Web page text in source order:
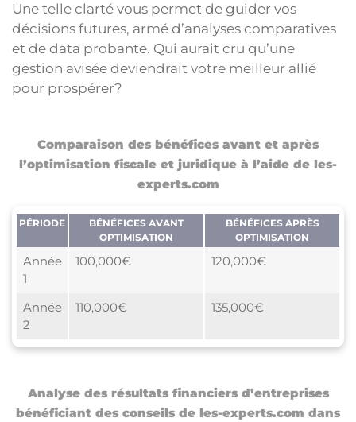
Une telle clarté vous permet de guider vos
décisions futures, armé d’analyses comparatives
et de data probante. Qui aurait cru qu’une
gestion avisée deviendrait votre meilleur allié
pour prospérer?
Comparaison des bénéfices avant et après
l’optimisation fiscale et juridique à l’aide de les-
experts.com
PÉRIODE
BÉNÉFICES AVANT
OPTIMISATION
BÉNÉFICES APRÈS
OPTIMISATION
Année
1
100,000€ 120,000€
Année
2
110,000€ 135,000€
Analyse des résultats financiers d’entreprises
bénéficiant des conseils de les-experts.com dans